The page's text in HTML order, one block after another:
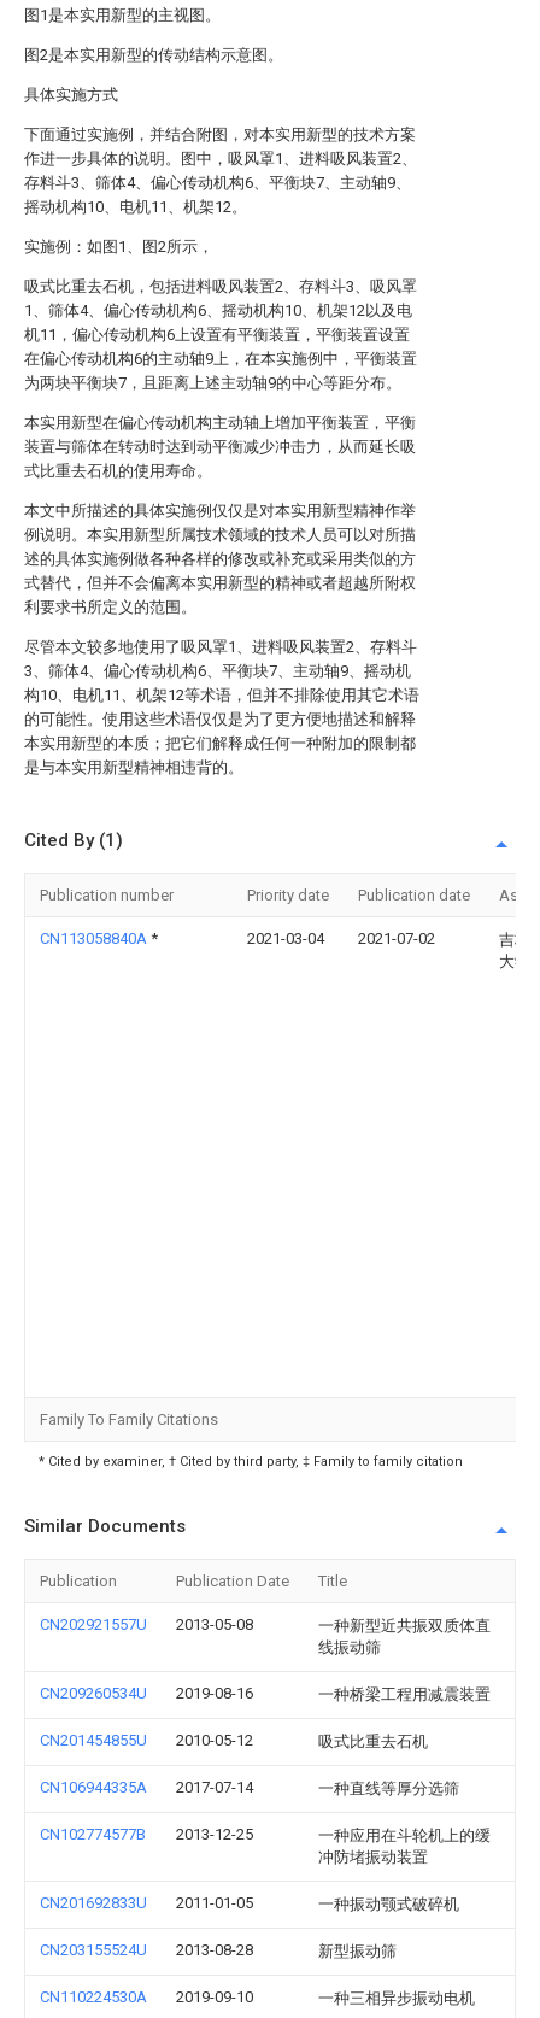
图1是本实用新型的主视图。
图2是本实用新型的传动结构示意图。
具体实施方式
下面通过实施例，并结合附图，对本实用新型的技术方案
作进一步具体的说明。图中，吸风罩1、进料吸风装置2、
存料斗3、筛体4、偏心传动机构6、平衡块7、主动轴9、
摇动机构10、电机11、机架12。
实施例：如图1、图2所示，
吸式比重去石机，包括进料吸风装置2、存料斗3、吸风罩
1、筛体4、偏心传动机构6、摇动机构10、机架12以及电
机11，偏心传动机构6上设置有平衡装置，平衡装置设置
在偏心传动机构6的主动轴9上，在本实施例中，平衡装置
为两块平衡块7，且距离上述主动轴9的中心等距分布。
本实用新型在偏心传动机构主动轴上增加平衡装置，平衡
装置与筛体在转动时达到动平衡减少冲击力，从而延长吸
式比重去石机的使用寿命。
本文中所描述的具体实施例仅仅是对本实用新型精神作举
例说明。本实用新型所属技术领域的技术人员可以对所描
述的具体实施例做各种各样的修改或补充或采用类似的方
式替代，但并不会偏离本实用新型的精神或者超越所附权
利要求书所定义的范围。
尽管本文较多地使用了吸风罩1、进料吸风装置2、存料斗
3、筛体4、偏心传动机构6、平衡块7、主动轴9、摇动机
构10、电机11、机架12等术语，但并不排除使用其它术语
的可能性。使用这些术语仅仅是为了更方便地描述和解释
本实用新型的本质；把它们解释成任何一种附加的限制都
是与本实用新型精神相违背的。
Cited By (1)
Publication number Priority date Publication date
CN113058840A * 2021-03-04 2021-07-02
吉林
大学
Family To Family Citations
* Cited by examiner, † Cited by third party, ‡ Family to family citation
Similar Documents
Publication Publication Date Title
CN202921557U 2013-05-08
一种新型近共振双质体直
线振动筛
CN209260534U 2019-08-16 一种桥梁工程用减震装置
CN201454855U 2010-05-12 吸式比重去石机
CN106944335A 2017-07-14 一种直线等厚分选筛
CN102774577B 2013-12-25
一种应用在斗轮机上的缓
冲防堵振动装置
CN201692833U 2011-01-05 一种振动颚式破碎机
CN203155524U 2013-08-28 新型振动筛
CN110224530A 2019-09-10 一种三相异步振动电机